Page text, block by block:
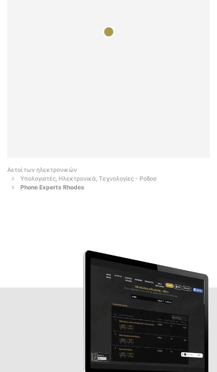
Αετοί των ηλεκτρονικών
Υπολογιστές, Ηλεκτρονικά, Τεχνολογίες - Ροδοσ
Phone Experts Rhodes